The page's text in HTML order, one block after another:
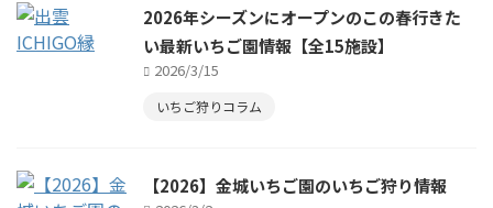
2026年シーズンにオープンのこの春行きた
い最新いちご園情報【全15施設】
2026/3/15
いちご狩りコラム
【2026】金城いちご園のいちご狩り情報